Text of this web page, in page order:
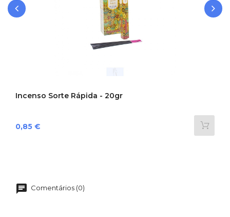
Incenso Sorte Rápida - 20gr
Preço
0,85 €
Comentários (0)